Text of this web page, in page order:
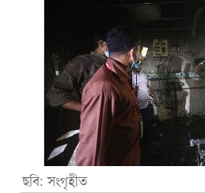
ছবি: সংগৃহীত